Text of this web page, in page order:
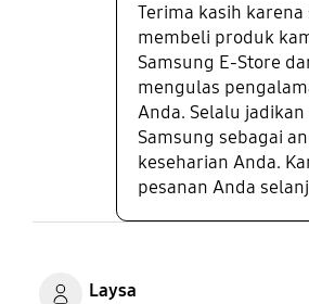
Terima kasih karena
membeli produk
Samsung E-Store
mengulas
Anda. Selalu
Samsung sebagai
keseharian Anda.
pesanan Anda
Laysa